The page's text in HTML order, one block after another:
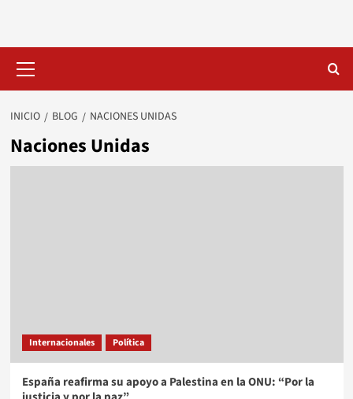
principal
INICIO BLOG NACIONES UNIDAS
Naciones Unidas
Internacionales Política
España reafirma su apoyo a Palestina en la ONU: “Por la